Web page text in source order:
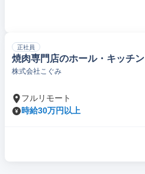
正社員
焼肉専門店のホール・キッチン
株式会社こぐみ
フルリモート
時給30万円以上